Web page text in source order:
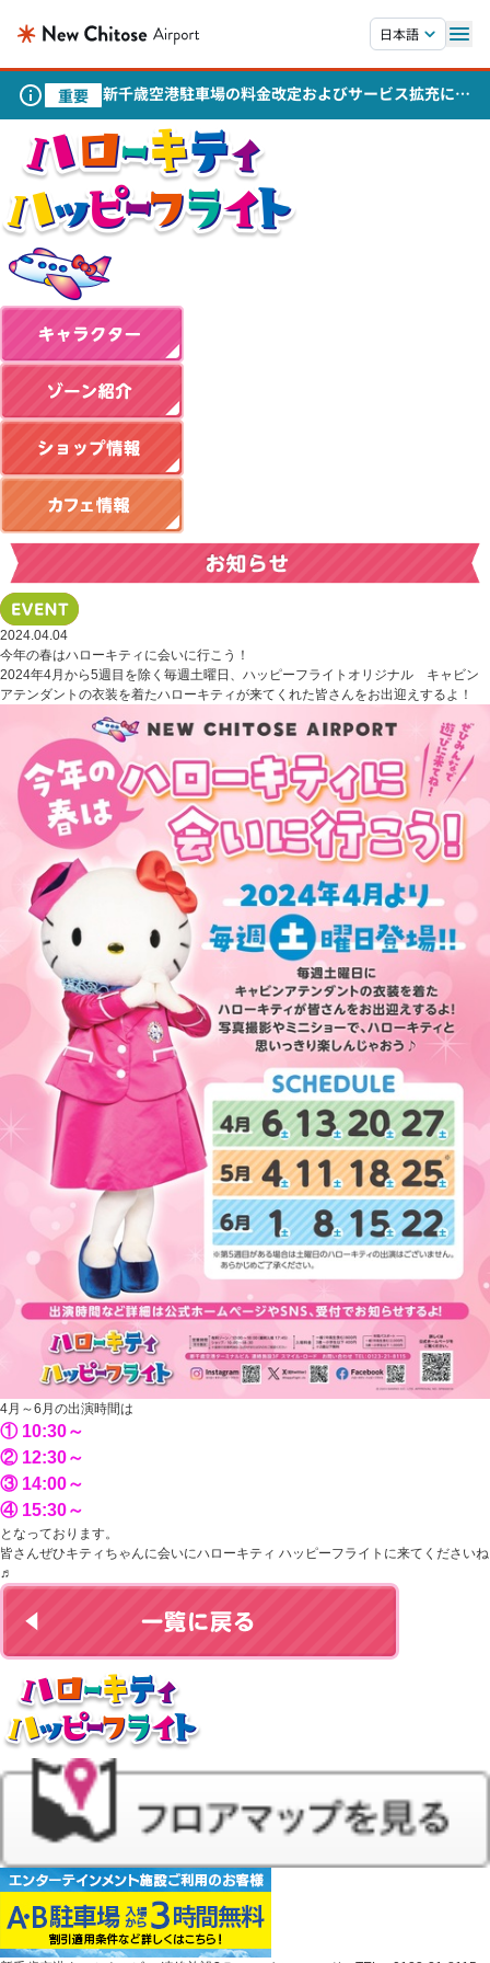
日本語
重要
新千歳空港駐車場の料金改定およびサービス拡充につ
いて
2024.04.04
今年の春はハローキティに会いに行こう！
2024年4月から5週目を除く毎週土曜日、ハッピーフライトオリジナル キャビン
アテンダントの衣装を着たハローキティが来てくれた皆さんをお出迎えするよ！
4月～6月の出演時間は
① 10:30～
② 12:30～
③ 14:00～
④ 15:30～
となっております。
皆さんぜひキティちゃんに会いにハローキティ ハッピーフライトに来てくださいね
♬